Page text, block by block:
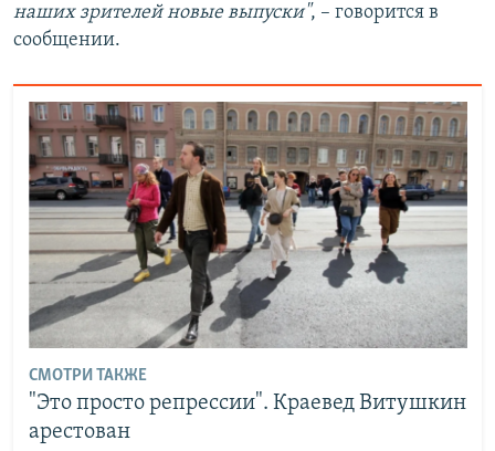
наших зрителей новые выпуски", – говорится в
сообщении.
СМОТРИ ТАКЖЕ
"Это просто репрессии". Краевед Витушкин
арестован